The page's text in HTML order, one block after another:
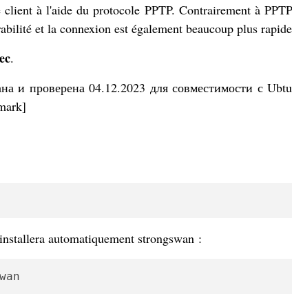
à l'aide du protocole PPTP. Contrairement à
et la connexion est également beaucoup plus
.
и проверена 04.12.2023 для совместимости с
automatiquement strongswan :